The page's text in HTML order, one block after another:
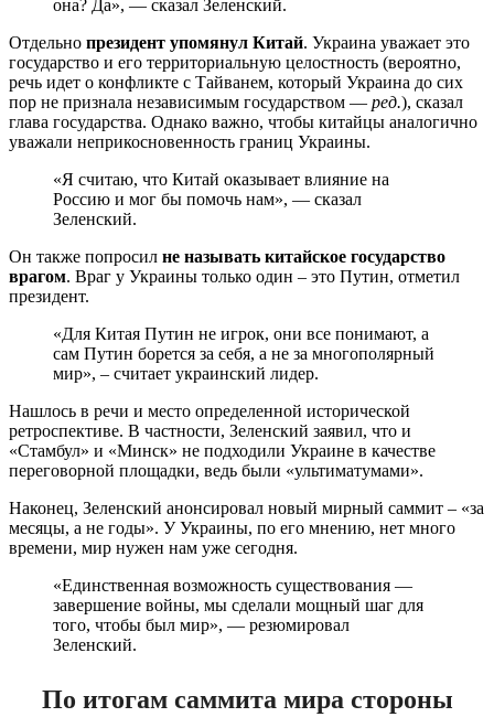
она? Да», — сказал Зеленский.
Отдельно президент упомянул Китай. Украина уважает это
государство и его территориальную целостность (вероятно,
речь идет о конфликте с Тайванем, который Украина до сих
пор не признала независимым государством — ред.), сказал
глава государства. Однако важно, чтобы китайцы аналогично
уважали неприкосновенность границ Украины.
«Я считаю, что Китай оказывает влияние на
Россию и мог бы помочь нам», — сказал
Зеленский.
Он также попросил не называть китайское государство
врагом. Враг у Украины только один – это Путин, отметил
президент.
«Для Китая Путин не игрок, они все понимают, а
сам Путин борется за себя, а не за многополярный
мир», – считает украинский лидер.
Нашлось в речи и место определенной исторической
ретроспективе. В частности, Зеленский заявил, что и
«Стамбул» и «Минск» не подходили Украине в качестве
переговорной площадки, ведь были «ультиматумами».
Наконец, Зеленский анонсировал новый мирный саммит – «за
месяцы, а не годы». У Украины, по его мнению, нет много
времени, мир нужен нам уже сегодня.
«Единственная возможность существования —
завершение войны, мы сделали мощный шаг для
того, чтобы был мир», — резюмировал
Зеленский.
По итогам саммита мира стороны